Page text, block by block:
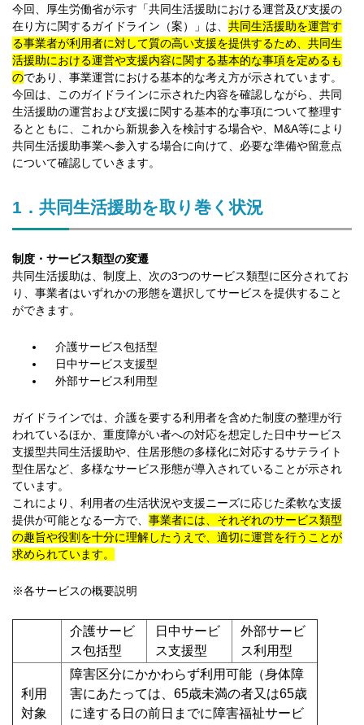
今回、厚生労働省が示す「共同生活援助における運営及び支援の
在り方に関するガイドライン（案）」は、 共同生活援助を運営す
る事業者が利用者に対して質の高い支援を提供するため、共同生
活援助における運営や支援内容に関する基本的な事項を定めるも
のであり、事業運営における基本的な考え方が示されています。
今回は、このガイドラインに示された内容を確認しながら、共同
生活援助の運営および支援に関する基本的な事項について整理す
るとともに、これから新規参入を検討する場合や、M&A等により
共同生活援助事業へ参入する場合に向けて、必要な準備や留意点
について確認していきます。
1．共同生活援助を取り巻く状況
制度・サービス類型の変遷
共同生活援助は、制度上、次の3つのサービス類型に区分されてお
り、事業者はいずれかの形態を選択してサービスを提供すること
ができます。
介護サービス包括型
日中サービス支援型
外部サービス利用型
ガイドラインでは、介護を要する利用者を含めた制度の整理が行
われているほか、重度障がい者への対応を想定した日中サービス
支援型共同生活援助や、住居形態の多様化に対応するサテライト
型住居など、多様なサービス形態が導入されていることが示され
ています。
これにより、利用者の生活状況や支援ニーズに応じた柔軟な支援
提供が可能となる一方で、 事業者には、それぞれのサービス類型
の趣旨や役割を十分に理解したうえで、適切に運営を行うことが
求められています。
※各サービスの概要説明
介護サービ
ス包括型
日中サービ
ス支援型
外部サービ
ス利用型
利用
対象
障害区分にかかわらず利用可能（身体障
害にあたっては、65歳未満の者又は65歳
に達する日の前日までに障害福祉サービ